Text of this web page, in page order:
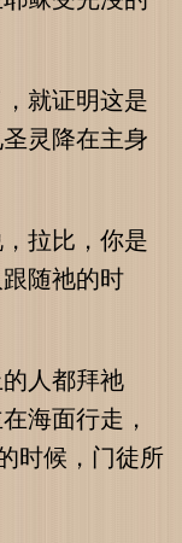
就证明这是
灵降在主身
拉比，你是
随祂的时
人都拜祂
海面行走，
时候，门徒所